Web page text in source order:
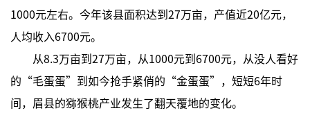
1000元左右。今年该县面积达到27万亩，产值近20亿元，
人均收入6700元。
从8.3万亩到27万亩，从1000元到6700元，从没人看好
的“毛蛋蛋”到如今抢手紧俏的“金蛋蛋”，短短6年时
间，眉县的猕猴桃产业发生了翻天覆地的变化。